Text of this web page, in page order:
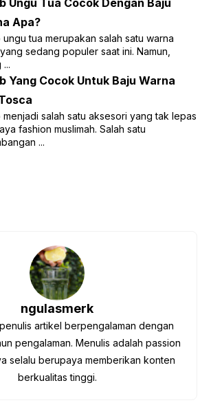
Apa?
tua merupakan salah satu warna
sedang populer saat ini. Namun,
Yang Cocok Untuk Baju Warna
menjadi salah satu aksesori yang tak lepas
fashion muslimah. Salah satu
...
ngulasmerk
artikel berpengalaman dengan
pengalaman. Menulis adalah passion
selalu berupaya memberikan konten
berkualitas tinggi.